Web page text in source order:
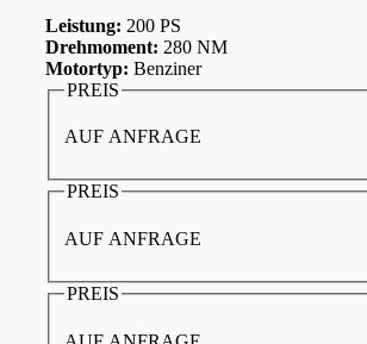
Leistung: 200 PS
Drehmoment: 280 NM
Motortyp: Benziner
PREIS
AUF ANFRAGE
PREIS
AUF ANFRAGE
PREIS